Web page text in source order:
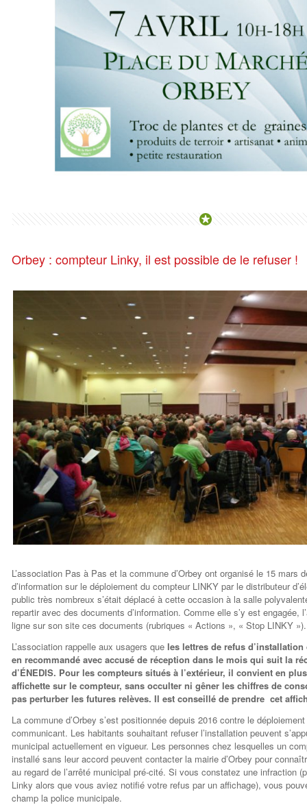
Orbey : compteur Linky, il est possible de le refuser !
L’association Pas à Pas et la commune d’Orbey ont organisé le 15 mars
d’information sur le déploiement du compteur LINKY par le distributeur
public très nombreux s’était déplacé à cette occasion à la salle
repartir avec des documents d’information. Comme elle s’y est engagée,
ligne sur son site ces documents (rubriques « Actions », « Stop LINKY »).
L’association rappelle aux usagers que les lettres de refus
en recommandé avec accusé de réception dans le mois qui suit la
d’ÉNEDIS. Pour les compteurs situés à l’extérieur, il convient en
affichette sur le compteur, sans occulter ni gêner les chiffres de
pas perturber les futures relèves. Il est conseillé de prendre cet
La commune d’Orbey s’est positionnée depuis 2016 contre le
communicant. Les habitants souhaitant refuser l’installation peuvent
municipal actuellement en vigueur. Les personnes chez lesquelles un
installé sans leur accord peuvent contacter la mairie d’Orbey pour
au regard de l’arrêté municipal pré-cité. Si vous constatez une infraction
Linky alors que vous aviez notifié votre refus par un affichage), vous
champ la police municipale.